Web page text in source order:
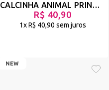
CALCINHA ANIMAL PRINT MODELO FIO DENTAL SEXY EM RENDA - LUNA - ONÇA - REF 2873
R$ 40,90
1xR$ 40,90 sem juros
NEW